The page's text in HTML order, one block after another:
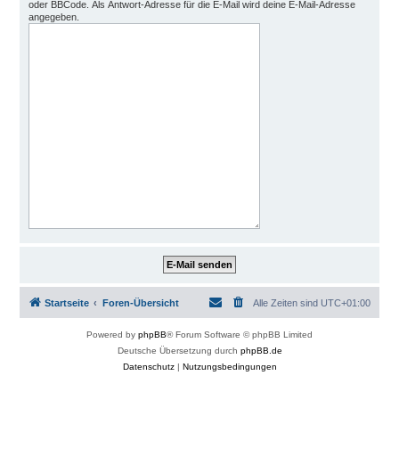
oder BBCode. Als Antwort-Adresse für die E-Mail wird deine E-Mail-Adresse
angegeben.
Startseite Foren-Übersicht Alle Zeiten sind UTC+01:00
Powered by phpBB® Forum Software © phpBB Limited
Deutsche Übersetzung durch phpBB.de
Datenschutz| Nutzungsbedingungen